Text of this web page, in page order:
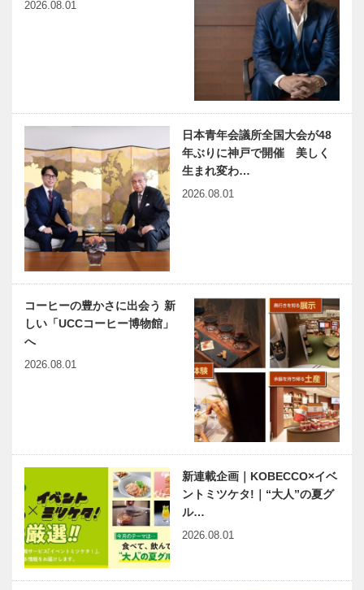
匠、フラン
ク・ロイド・
ライトを学ぶ
｜Chapter
12 林愛作 …
物〟の神戸ビ
まで
神戸の魅力を
再発見し、誇
りを持って世
界に発信する
「Be Proud
ひょうご神戸
まちかど学だ
より日本初の
マラソンを復
活 第5回マ
ラソン大競走
神大病院の魅
Vol.42 神戸
大学医学部附
る場所「神戸
港震災メ…
連載エッセイ
／喫茶店の書
斎から 108
足立巻一先生
の色紙
神戸っ子に愛
されてきた伝
統の味！ 名
品「神戸ハイ
カレー」の
レトルトパッ
クが新登…
有馬温泉歴史
人物帖 ～其
X躍動するア
2026.08.01
日本青年会議所全国大会が48
年ぶりに神戸で開催 美しく
生まれ変わ…
2026.08.01
コーヒーの豊かさに出会う 新
しい「UCCコーヒー博物館」
へ
2026.08.01
新連載企画｜KOBECCO×イベ
ントミツケタ!｜“大人”の夏グ
ル…
2026.08.01